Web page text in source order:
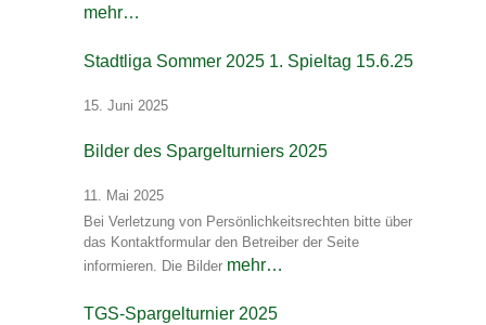
mehr…
Stadtliga Sommer 2025 1. Spieltag 15.6.25
15. Juni 2025
Bilder des Spargelturniers 2025
11. Mai 2025
Bei Verletzung von Persönlichkeitsrechten bitte über
das Kontaktformular den Betreiber der Seite
informieren. Die Bilder mehr…
TGS-Spargelturnier 2025